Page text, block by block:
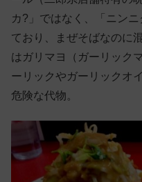
カ?」ではなく、「ニン
ており、まぜそばなのに
はガリマヨ（ガーリック
ーリックやガーリックオ
危険な代物。